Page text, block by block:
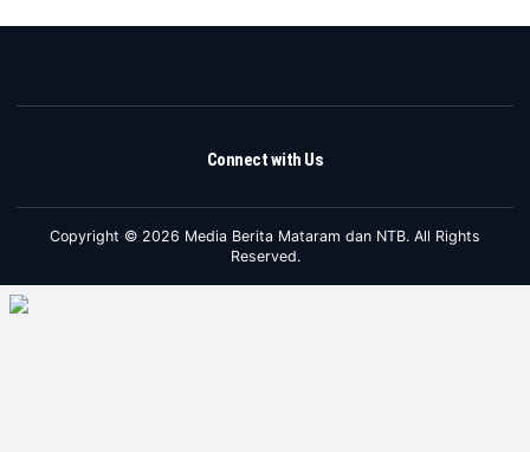
Connect with Us
Copyright © 2026 Media Berita Mataram dan NTB. All Rights
Reserved.